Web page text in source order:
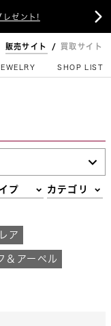
レゼント! 
販売サイト 買取サイト
JEWELRY SHOP LIST
プ カテゴリ
ア
＆アーペル